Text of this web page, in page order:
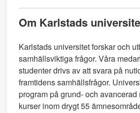
Om Karlstads
Karlstads universitet forskar och
samhällsviktiga frågor. Våra
studenter drivs av att svara på
framtidens samhällsfrågor.
program på grund- och avancerad
kurser inom drygt 55